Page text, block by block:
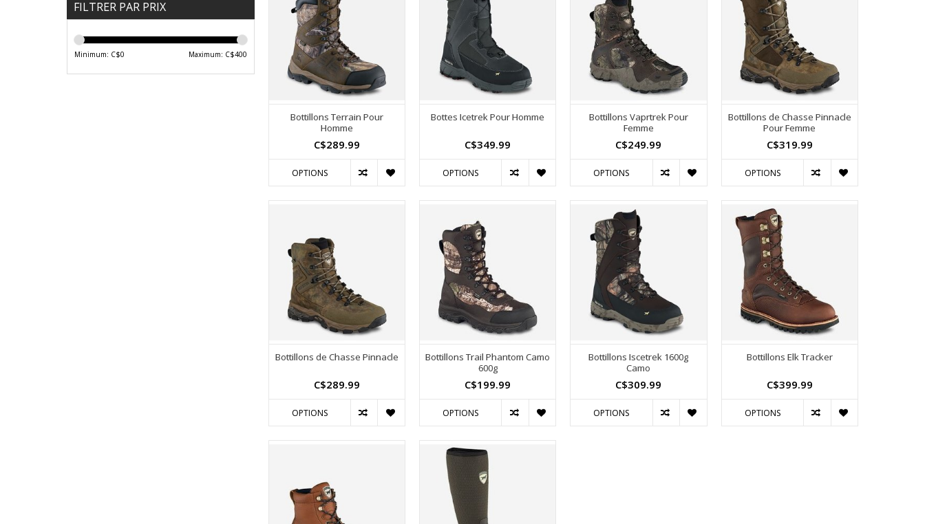
FILTRER PAR PRIX
Minimum: C$0 Maximum: C$400
Bottillons Terrain Pour
Homme
C$289.99
OPTIONS
Bottes Icetrek Pour Homme
C$349.99
OPTIONS
Bottillons Vaprtrek Pour
Femme
C$249.99
OPTIONS
Bottillons de Chasse Pinnacle
Pour Femme
C$319.99
OPTIONS
Bottillons de Chasse Pinnacle
C$289.99
OPTIONS
Bottillons Trail Phantom Camo
600g
C$199.99
OPTIONS
Bottillons Iscetrek 1600g
Camo
C$309.99
OPTIONS
Bottillons Elk Tracker
C$399.99
OPTIONS